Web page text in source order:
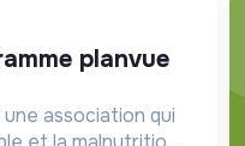
association qui